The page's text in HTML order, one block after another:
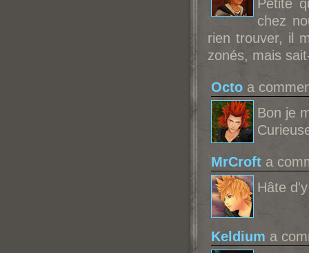
Petite
chez
rien trouver, il
zonés, mais
Octo a
Bon je
MrCroft a
Hâte
Keldium a